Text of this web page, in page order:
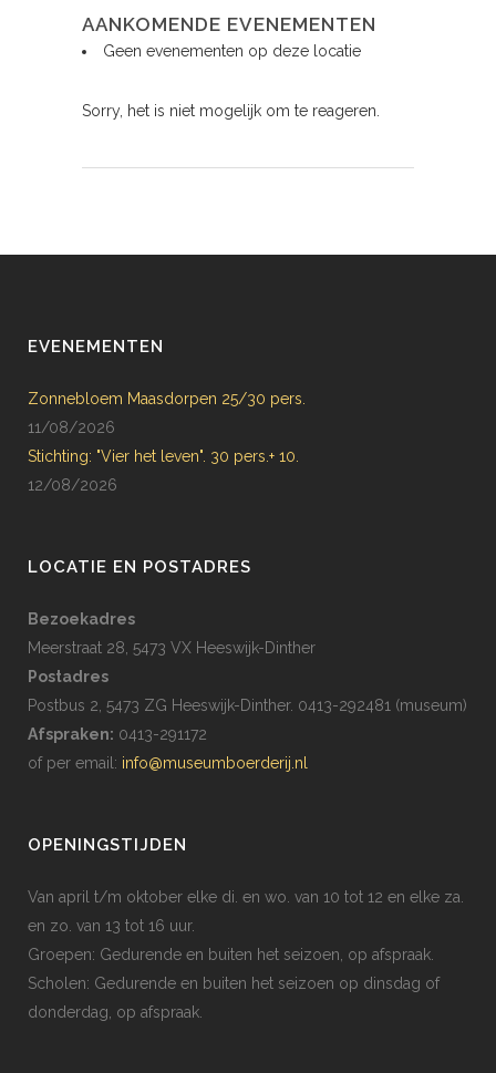
AANKOMENDE EVENEMENTEN
Geen evenementen op deze locatie
Sorry, het is niet mogelijk om te reageren.
EVENEMENTEN
Zonnebloem Maasdorpen 25/30 pers.
11/08/2026
Stichting: "Vier het leven". 30 pers.+ 10.
12/08/2026
LOCATIE EN POSTADRES
Bezoekadres
Meerstraat 28, 5473 VX Heeswijk-Dinther
Postadres
Postbus 2, 5473 ZG Heeswijk-Dinther. 0413-292481 (museum)
Afspraken: 0413-291172
of per email: info@museumboerderij.nl
OPENINGSTIJDEN
Van april t/m oktober elke di. en wo. van 10 tot 12 en elke za.
en zo. van 13 tot 16 uur.
Groepen: Gedurende en buiten het seizoen, op afspraak.
Scholen: Gedurende en buiten het seizoen op dinsdag of
donderdag, op afspraak.